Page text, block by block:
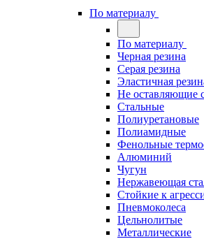
По материалу
По материалу
Черная резина
Серая резина
Эластичная
Не оставляющие
Стальные
Полиуретановые
Полиамидные
Фенольные
Алюминий
Чугун
Нержавеющая
Стойкие к
Пневмоколеса
Цельнолитые
Металлические